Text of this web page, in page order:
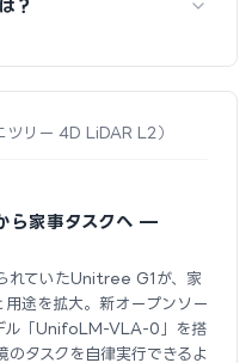
？
ツリー 4D LiDAR L2）
家事タスクへ —
れていたUnitree G1が、家
用途を拡大。新オープンソー
「UnifoLM-VLA-0」を搭
タスクを自律実行できるよ